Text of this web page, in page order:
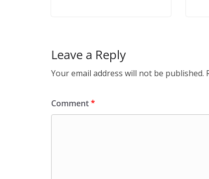
Leave a Reply
Your email address will not be published.
Comment*